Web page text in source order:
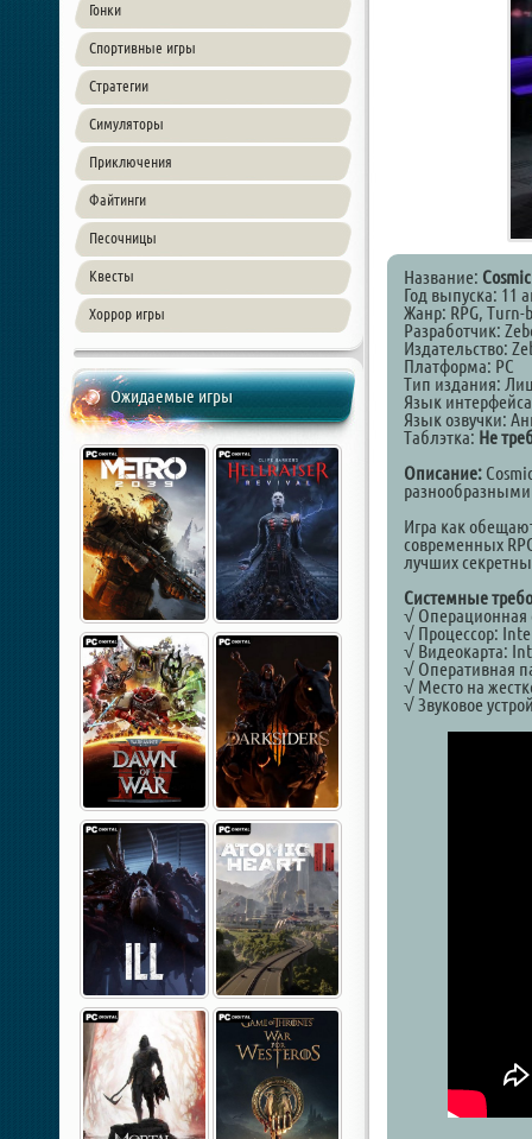
Гонки
Спортивные игры
Стратегии
Симуляторы
Приключения
Файтинги
Песочницы
Квесты
Хоррор игры
Ожидаемые игры
Название:
Год выпуска: 11
Жанр: RPG, Turn-
Разработчик:
Издательство:
Платформа: PC
Тип издания:
Язык
Язык озвучки:
Таблэтка: Не
Описание:
разнообразными
Игра как
современных
лучших
Системные
√ Операционная
√ Процессор:
√ Видеокарта:
√ Оперативная
√ Место на
√ Звуковое